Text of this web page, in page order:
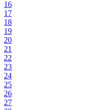
16
17
18
19
20
21
22
23
24
25
26
27